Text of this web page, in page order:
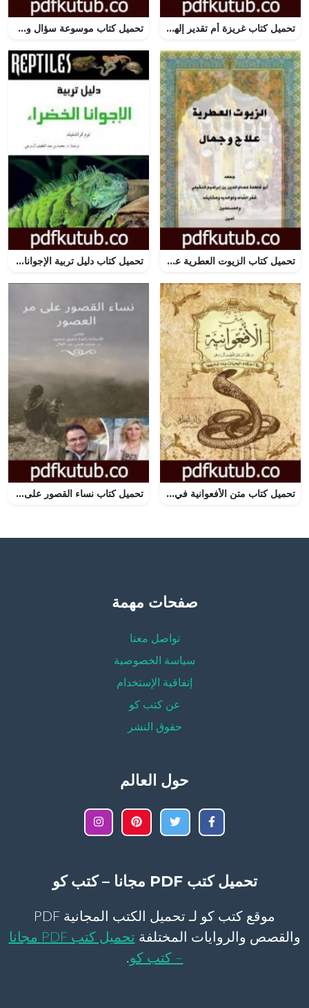
تحميل كتاب غريزة أم تقدير إلهي؟ PDF تأليف شوقي أبو خليل مجانا [كامل] تحميل كتاب موسوعة سؤال وجواب – كوكب الارض PDF تأليف مجموعة من المؤلفين مجانا [كامل]
تحميل كتاب الزيوت العطرية علاج وجمال PDF تأليف أبو فاطمة عصام الدين بن إبراهيم النقيلي مجانا [كامل] تحميل كتاب دليل تربية الإجوانا الخضراء PDF تأليف محمد عبد اللطيف مجانا [كامل]
تحميل كتاب متن الأفعوانية في أحكام الحيات وما شابهها PDF تأليف محمد عبد اللطيف مجانا [كامل] تحميل كتاب نساء القصور على مر العصور PDF تأليف أ. راغدة شفيق محمود مجانا [كامل]
صفحات مهمة
تواصل معنا
سياسة الخصوصية
إتفاقية الإستخدام
عن كتب كو
حقوق النشر
حول العالم
تحميل كتب PDF مجانا – كتب كو
موقع كتب كو لـ تحميل الكتب المجانية PDF
والقصص والروايات المختلفة
تحميل كتب PDF مجانا
– كتب كو.